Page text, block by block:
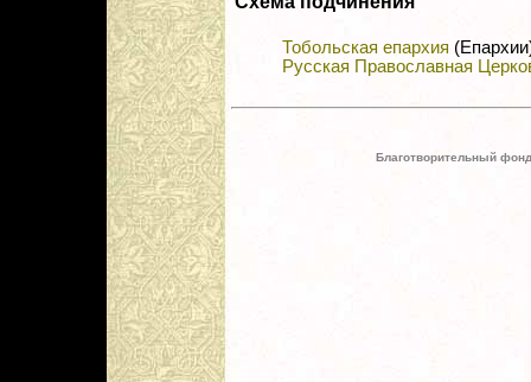
Тобольская епархия
Русская Православная
Благотворительный